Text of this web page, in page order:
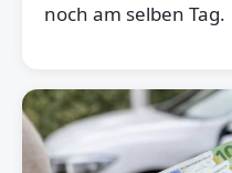
noch am selben Tag.